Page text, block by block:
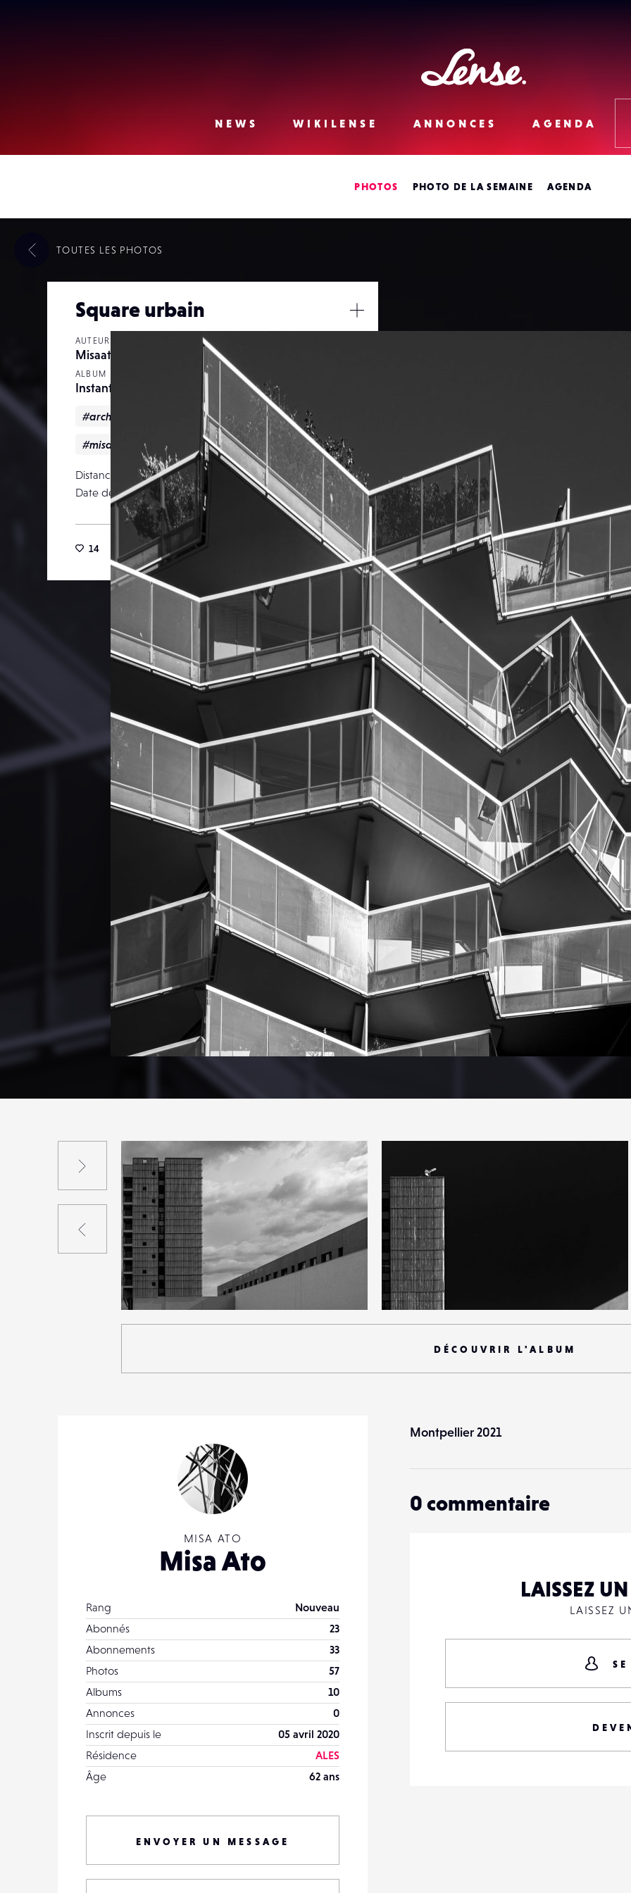
Lense
NEWS
WIKILENSE ANNONCES AGENDA
PHOTOS PHOTO DE LA SEMAINE AGENDA
Square urbain
AUTEUR
Misaato
ALBUM
Instantanés Urbains
#architecture #Lense #misaato
#misaatophotography #noiretblanc
Distance focale
0 mm
Date de publication
25 mai 2021
14 44
/
TOUTES LES PHOTOS
49
10
89
Précédent
DÉCOUVRIR L'ALBUM
MISA ATO
Misa Ato
Rang
Nouveau
Abonnés
23
Abonnements
33
Photos
57
Albums
10
Annonces
0
Inscrit depuis le
05 avril 2020
Résidence
ALES
Âge
62 ans
ENVOYER UN MESSAGE
Montpellier 2021
0 commentaire
LAISSEZ
LAISSEZ